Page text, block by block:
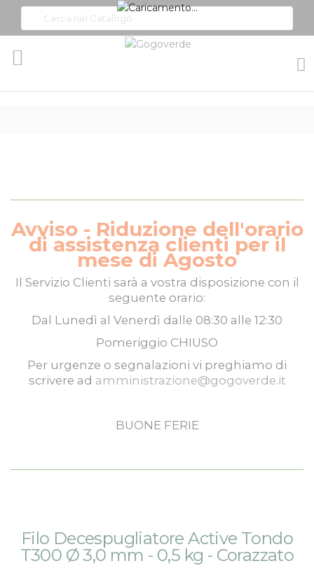
Avviso - Riduzione dell'orario
di assistenza clienti per il
mese di Agosto
Il Servizio Clienti sarà a vostra disposizione con il
seguente orario:
Dal Lunedì al Venerdì dalle 08:30 alle 12:30
Pomeriggio CHIUSO
Per urgenze o segnalazioni vi preghiamo di
scrivere ad amministrazione@gogoverde.it
BUONE FERIE
alla
all'inizio
della
Filo Decespugliatore Active Tondo
T300 Ø 3,0 mm - 0,5 kg - Corazzato